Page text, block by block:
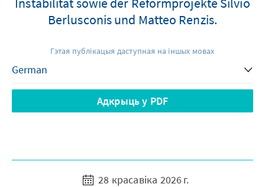
Berlusconis und Matteo Renzis.
Гэтая публікацыя даступная на іншых мовах
Адкрыць у PDF
28 красавіка 2026 г.